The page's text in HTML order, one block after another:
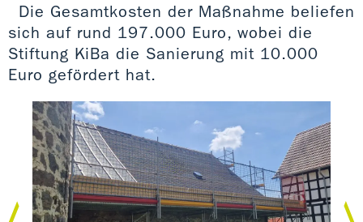
Die Gesamtkosten der Maßnahme beliefen
sich auf rund 197.000 Euro, wobei die
Stiftung KiBa die Sanierung mit 10.000
Euro gefördert hat.